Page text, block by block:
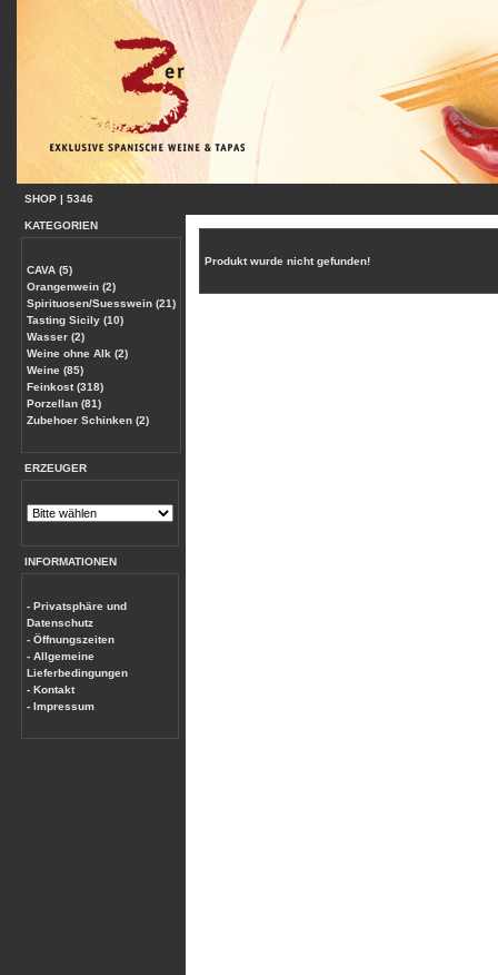
SHOP | 5346
KATEGORIEN
CAVA (5)
Orangenwein (2)
Spirituosen/Suesswein (21)
Tasting Sicily (10)
Wasser (2)
Weine ohne Alk (2)
Weine (85)
Feinkost (318)
Porzellan (81)
Zubehoer Schinken (2)
ERZEUGER
INFORMATIONEN
- Privatsphäre und
Datenschutz
- Öffnungszeiten
- Allgemeine
Lieferbedingungen
- Kontakt
- Impressum
Produkt wurde nicht gefunden!